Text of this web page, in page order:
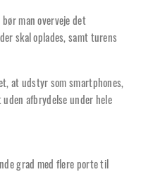
man overveje det
skal oplades, samt turens
at udstyr som smartphones,
uden afbrydelse under hele
grad med flere porte til